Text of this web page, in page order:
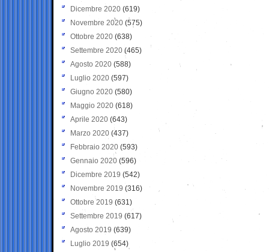
Dicembre 2020 (619)
Novembre 2020 (575)
Ottobre 2020 (638)
Settembre 2020(465)
Agosto 2020 (588)
Luglio 2020 (597)
Giugno 2020 (580)
Maggio 2020 (618)
Aprile 2020 (643)
Marzo 2020 (437)
Febbraio 2020 (593)
Gennaio 2020 (596)
Dicembre 2019 (542)
Novembre 2019 (316)
Ottobre 2019 (631)
Settembre 2019 (617)
Agosto 2019 (639)
Luglio 2019 (654)